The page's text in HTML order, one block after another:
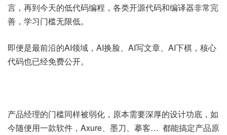
言，再到今天的低代码编程，各类开源代码和编译器非常完
善，学习门槛无限低。
即便是最前沿的AI领域，AI换脸、AI写文章、AI下棋，核心
代码也已经免费公开。
产品经理的门槛同样被弱化，原本需要深厚的设计功底，如
今随便用一款软件，Axure、墨刀、摹客… 都能搞定产品原